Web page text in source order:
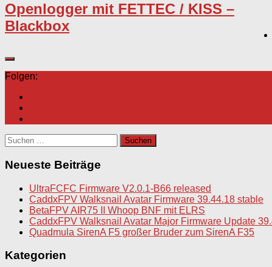
Openlogger mit FETTEC / KISS –
Blackbox
Folgen:
Suchen
nach:
Neueste Beiträge
UltraFCFC Firmware V2.0.1-B66 released
CaddxFPV Walksnail Avatar Firmware 39.44.18 stable
BetaFPV AIR75 II Whoop BNF mit ELRS
CaddxFPV Walksnail Avatar Major Firmware Update
Quadmula SirenA F5 großer Bruder zum SirenA F35
Kategorien